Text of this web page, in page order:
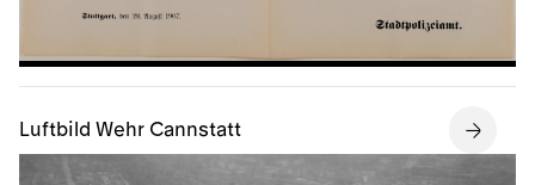
Luftbild Wehr Cannstatt